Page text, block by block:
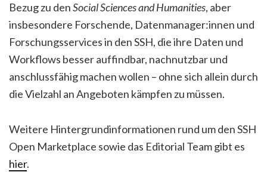
Bezug zu denSocial Sciences and Humanities, aber
insbesondere Forschende, Datenmanager:innen und
Forschungsservices in den SSH, die ihre Daten und
Workflows besser auffindbar, nachnutzbar und
anschlussfähig machen wollen – ohne sich allein durch
die Vielzahl an Angeboten kämpfen zu müssen.
Weitere Hintergrundinformationen rund um den SSH
Open Marketplace sowie das Editorial Team gibt es
hier.